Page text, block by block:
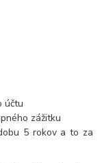
účtu
zážitku
5 rokov a to za